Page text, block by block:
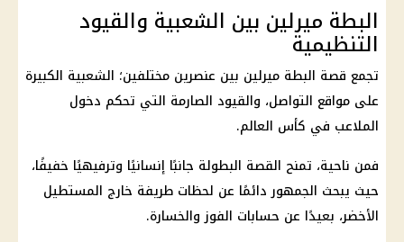
البطة ميرلين بين الشعبية والقيود
التنظيمية
تجمع قصة البطة ميرلين بين عنصرين مختلفين؛ الشعبية الكبيرة
على مواقع التواصل، والقيود الصارمة التي تحكم دخول
الملاعب في كأس العالم.
فمن ناحية، تمنح القصة البطولة جانبًا إنسانيًا وترفيهيًا خفيفًا،
حيث يبحث الجمهور دائمًا عن لحظات طريفة خارج المستطيل
الأخضر، بعيدًا عن حسابات الفوز والخسارة.